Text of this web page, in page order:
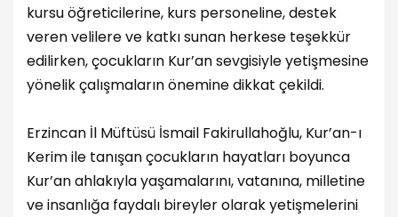
kursu öğreticilerine, kurs personeline, destek
veren velilere ve katkı sunan herkese teşekkür
edilirken, çocukların Kur’an sevgisiyle yetişmesine
yönelik çalışmaların önemine dikkat çekildi.
Erzincan İl Müftüsü İsmail Fakirullahoğlu, Kur’an-ı
Kerim ile tanışan çocukların hayatları boyunca
Kur’an ahlakıyla yaşamalarını, vatanına, milletine
ve insanlığa faydalı bireyler olarak yetişmelerini